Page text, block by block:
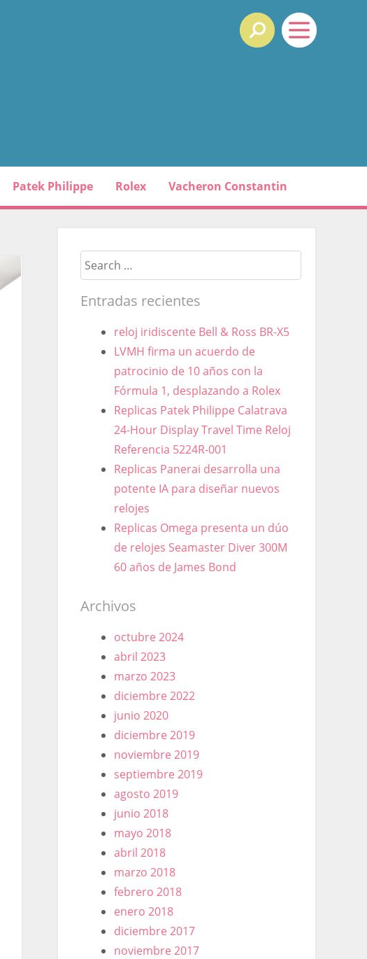
Patek Philippe Rolex Vacheron Constantin
Search
Entradas recientes
reloj iridiscente Bell & Ross BR-X5
LVMH firma un acuerdo de
patrocinio de 10 años con la
Fórmula 1, desplazando a Rolex
Replicas Patek Philippe Calatrava
24-Hour Display Travel Time Reloj
Referencia 5224R-001
Replicas Panerai desarrolla una
potente IA para diseñar nuevos
relojes
Replicas Omega presenta un dúo
de relojes Seamaster Diver 300M
60 años de James Bond
Archivos
octubre 2024
abril 2023
marzo 2023
diciembre 2022
junio 2020
diciembre 2019
noviembre 2019
septiembre 2019
agosto 2019
junio 2018
mayo 2018
abril 2018
marzo 2018
febrero 2018
enero 2018
diciembre 2017
noviembre 2017